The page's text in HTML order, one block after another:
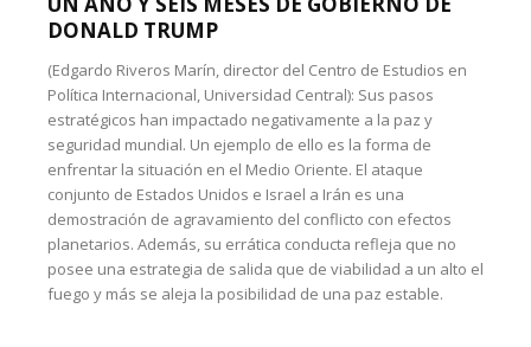
DONALD TRUMP
(Edgardo Riveros Marín, director del Centro de Estudios en
Política Internacional, Universidad Central): Sus pasos
estratégicos han impactado negativamente a la paz y
seguridad mundial. Un ejemplo de ello es la forma de
enfrentar la situación en el Medio Oriente. El ataque
conjunto de Estados Unidos e Israel a Irán es una
demostración de agravamiento del conflicto con efectos
planetarios. Además, su errática conducta refleja que no
posee una estrategia de salida que de viabilidad a un alto el
fuego y más se aleja la posibilidad de una paz estable.